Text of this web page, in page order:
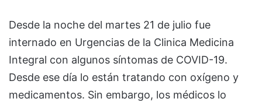
Desde la noche del martes 21 de julio fue
internado en Urgencias de la Clinica Medicina
Integral con algunos síntomas de COVID-19.
Desde ese día lo están tratando con oxígeno y
medicamentos. Sin embargo, los médicos lo